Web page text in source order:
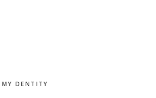
MY DENTITY